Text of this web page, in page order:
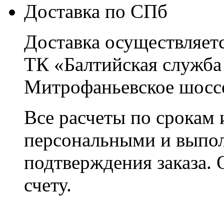
Доставка по СПб
Доставка
ТК «Балтийская
Митрофаньевское
Все расчеты по срокам
персональными и
подтверждения заказа.
счету.